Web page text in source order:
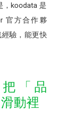
，koodata 是
官方合作夥
驗，能更快
「品
動裡